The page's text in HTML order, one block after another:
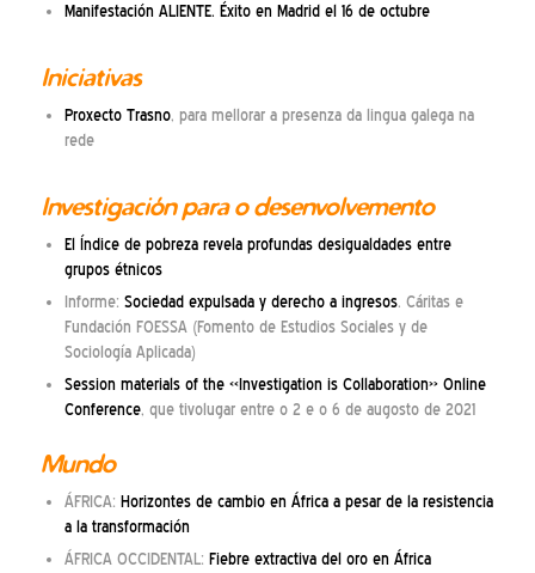
Manifestación ALIENTE. Éxito en Madrid el 16 de octubre
Iniciativas
Proxecto Trasno, para mellorar a presenza da lingua galega na
rede
Investigación para o desenvolvemento
El Índice de pobreza revela profundas desigualdades entre
grupos étnicos
Informe: Sociedad expulsada y derecho a ingresos. Cáritas e
Fundación FOESSA (Fomento de Estudios Sociales y de
Sociología Aplicada)
Session materials of the «Investigation is Collaboration» Online
Conference, que tivolugar entre o 2 e o 6 de augosto de 2021
Mundo
ÁFRICA: Horizontes de cambio en África a pesar de la resistencia
a la transformación
ÁFRICA OCCIDENTAL: Fiebre extractiva del oro en África